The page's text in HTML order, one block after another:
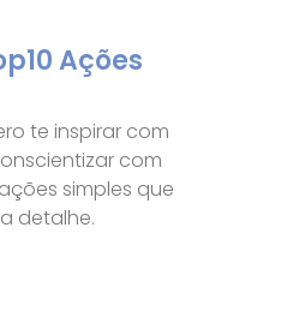
Ações
te inspirar com
com
simples que
detalhe.